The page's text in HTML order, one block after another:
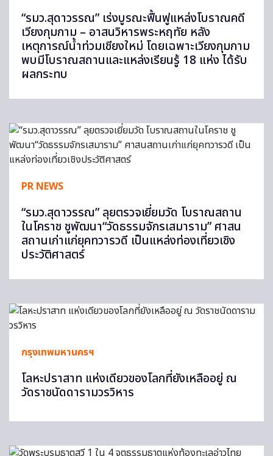
“รมว.สุดาวรรณ” เร่งบูรณะฟื้นฟูแหล่งโบราณคดี
เวียงกุมกาม – อาสนวิหารพระหฤทัย หลัง
เหตุการณ์น้ำท่วมเชียงใหม่ โดยเฉพาะเวียงกุมกาม
พบมีโบราณสถานและแหล่งเรียนรู้ 18 แห่ง ได้รับ
ผลกระทบ
PR NEWS
“รมว.สุดาวรรณ” ลุยตรวจเยี่ยมวัด โบราณสถาน
ในโคราช ชูพัฒนา“วัดธรรมจักรเสมาราม” ศาสน
สถานเก่าแก่ยุคทวารวดี เป็นแหล่งท่องเที่ยวเชิง
ประวัติศาสตร์
กรุงเทพมหานครฯ
โลหะปราสาท แห่งเดียวของโลกที่ยังเหลืออยู่ ณ
วัดราชนัดดารามวรวิหาร